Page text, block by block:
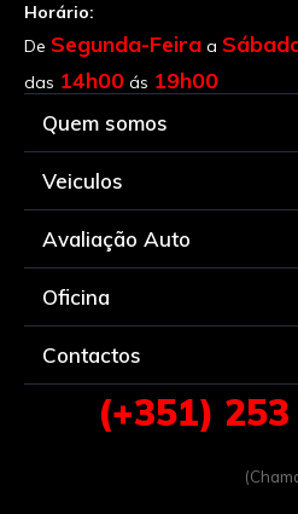
Horário:
De Segunda-Feira a
das 14h00 ás 19h00
Quem somos
Veiculos
Avaliação Auto
Oficina
Contactos
(+351)